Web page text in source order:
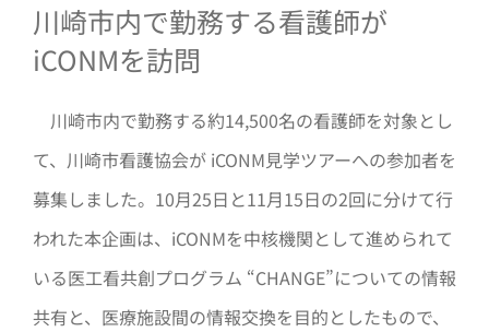
川崎市内で勤務する看護師が
iCONMを訪問
川崎市内で勤務する約14,500名の看護師を対象とし
て、川崎市看護協会が iCONM見学ツアーへの参加者を
募集しました。10月25日と11月15日の2回に分けて行
われた本企画は、iCONMを中核機関として進められて
いる医工看共創プログラム “CHANGE”についての情報
共有と、医療施設間の情報交換を目的としたもので、